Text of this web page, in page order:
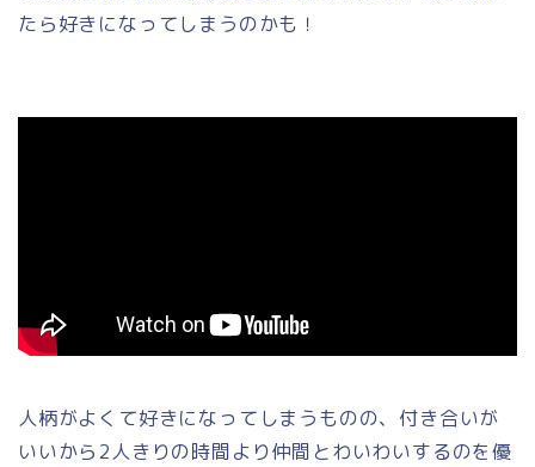
たら好きになってしまうのかも！
人柄がよくて好きになってしまうものの、付き合いが
いいから2人きりの時間より仲間とわいわいするのを優